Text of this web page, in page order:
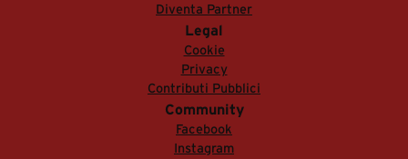
Diventa Partner
Legal
Cookie
Privacy
Contributi Pubblici
Community
Facebook
Instagram